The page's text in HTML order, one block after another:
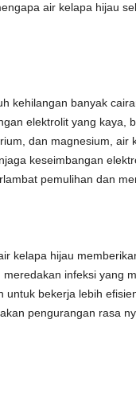
air kelapa hijau
kehilangan banyak
elektrolit yang kaya,
dan magnesium, air
keseimbangan
pemulihan dan
kelapa hijau
infeksi yang
untuk bekerja lebih
pengurangan rasa